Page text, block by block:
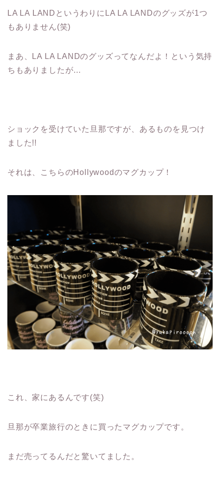
LA LA LANDというわりにLA LA LANDのグッズが1つ
もありません(笑)
まあ、LA LA LANDのグッズってなんだよ！という気持
ちもありましたが…
ショックを受けていた旦那ですが、あるものを見つけ
ました!!
それは、こちらのHollywoodのマグカップ！
これ、家にあるんです(笑)
旦那が卒業旅行のときに買ったマグカップです。
まだ売ってるんだと驚いてました。